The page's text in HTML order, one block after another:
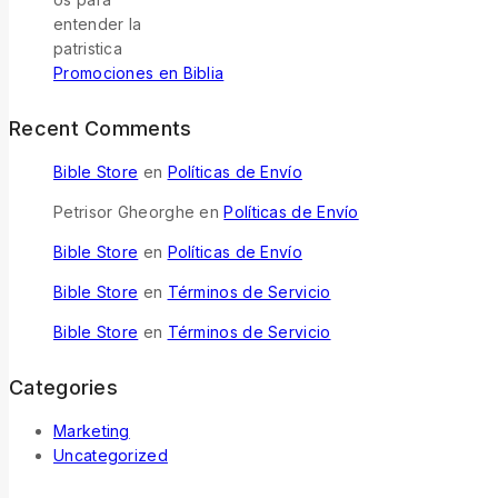
Promociones en Biblia
Recent Comments
Bible Store en Políticas de Envío
Petrisor Gheorghe enPolíticas de Envío
Bible Store en Políticas de Envío
Bible Store en Términos de Servicio
Bible Store en Términos de Servicio
Categories
Marketing
Uncategorized